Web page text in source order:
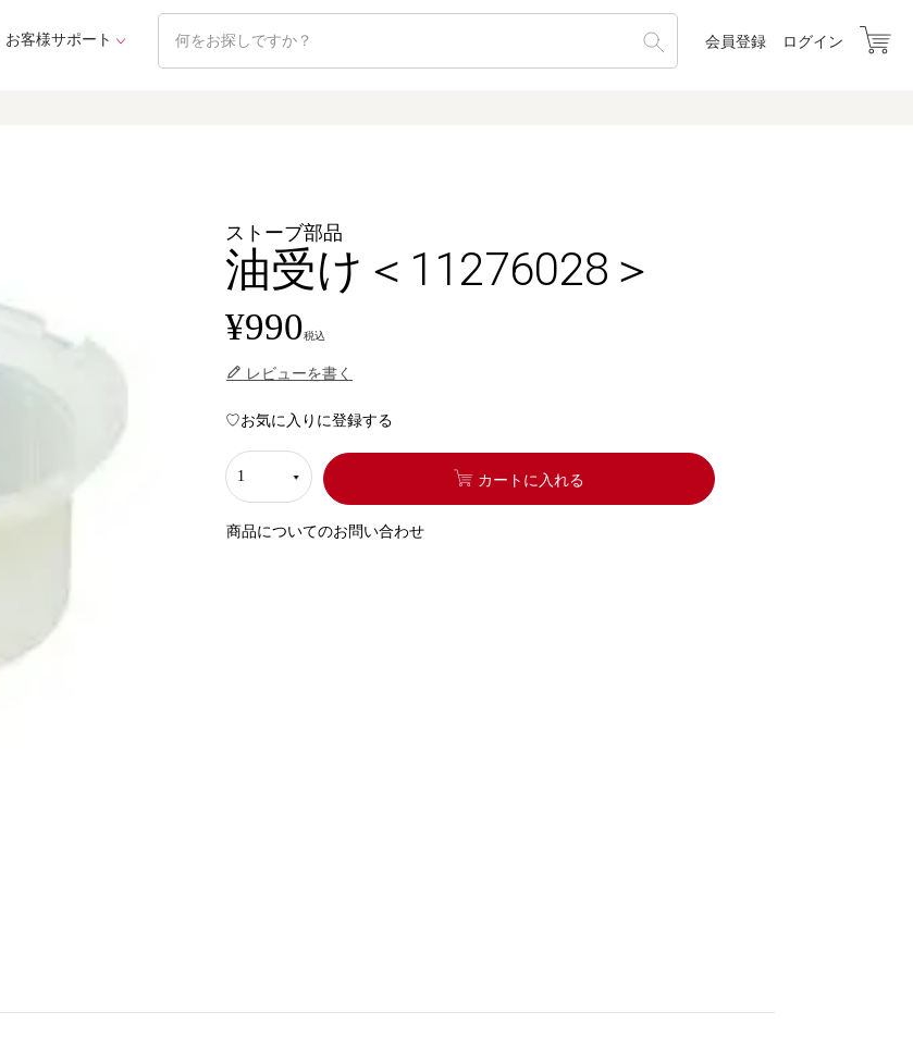
お客様サポート 会員登録 ログイン
ストーブ部品
油受け＜11276028＞
¥990税込
レビューを書く
お気に入りに登録する
カートに入れる
商品についてのお問い合わせ